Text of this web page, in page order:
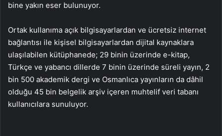
bine yakın eser bulunuyor.
Ortak kullanıma açık bilgisayarlardan ve ücretsiz internet
bağlantısı ile kişisel bilgisayarlardan dijital kaynaklara
ulaşılabilen kütüphanede; 29 binin üzerinde e-kitap,
Türkçe ve yabancı dillerde 7 binin üzerinde süreli yayın, 2
bin 500 akademik dergi ve Osmanlıca yayınların da dâhil
olduğu 45 bin belgelik arşiv içeren muhtelif veri tabanı
kullanıcılara sunuluyor.